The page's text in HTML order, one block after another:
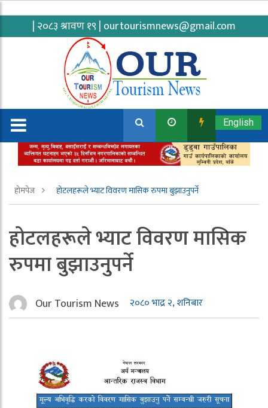
| २०८३ श्रावण १९ | ourtourismnews@gmail.com
English
होमपेज होटलहरूले भ्याट विवरण मासिक रुपमा बुझाउनुपर्ने
होटलहरूले भ्याट विवरण मासिक
रुपमा बुझाउनुपर्ने
Our Tourism News २०८० भाद्र २, शनिबार